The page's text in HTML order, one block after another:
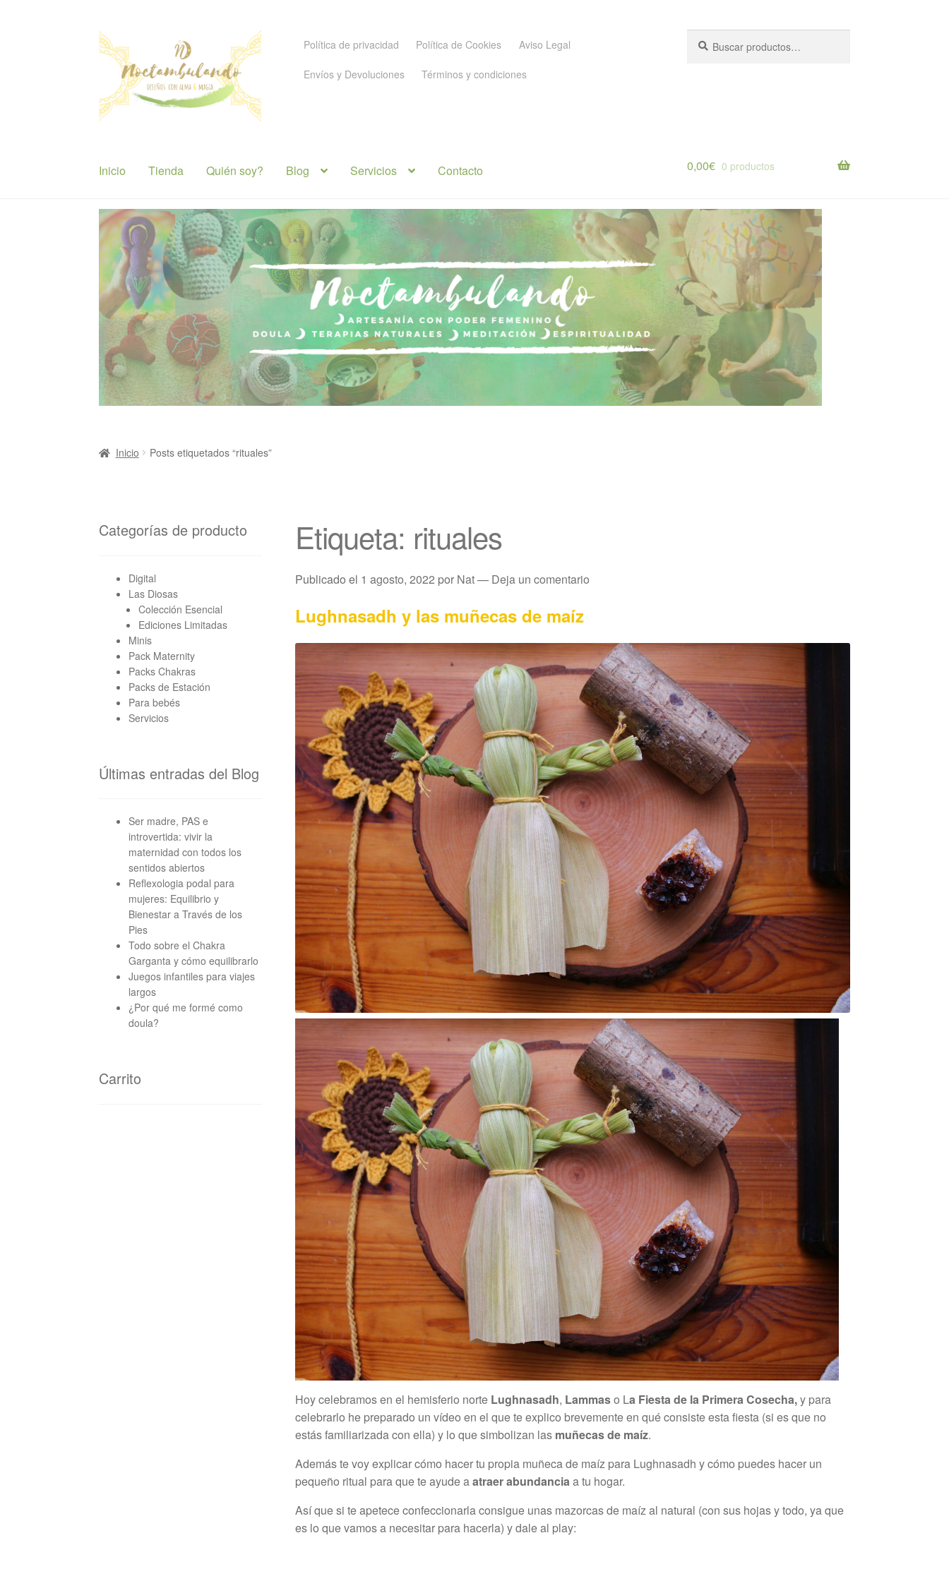
Ir
a
navegación
Ir
al
contenido
Política de privacidad Política de Cookies Aviso Legal
Envíos y Devoluciones Términos y condiciones
por:
Inicio Tienda Quién soy? Blog Servicios Contacto 0,00€ 0 productos
Inicio Posts etiquetados “rituales”
Etiqueta: rituales
Publicado el 1 agosto, 2022 por Nat— Deja un comentario
Lughnasadh y las muñecas de maíz
Hoy celebramos en el hemisferio norte Lughnasadh, Lammaso La Fiesta de la Primera Cosecha,y para
celebrarlo he preparado un vídeo en el que te explico brevemente en qué consiste esta fiesta (si es que no
estás familiarizada con ella) y lo que simbolizan las muñecas de maíz.
Además te voy explicar cómo hacer tu propia muñeca de maíz para Lughnasadh y cómo puedes hacer un
pequeño ritual para que te ayude aatraer abundanciaa tu hogar.
Así que si te apetece confeccionarla consigue unas mazorcas de maíz al natural (con sus hojas y todo, ya que
es lo que vamos a necesitar para hacerla) y dale al play:
Categorías de producto
Digital
Las Diosas
Colección Esencial
Ediciones Limitadas
Minis
Pack Maternity
Packs Chakras
Packs de Estación
Para bebés
Servicios
Últimas entradas del Blog
Ser madre, PAS e
introvertida: vivir la
maternidad con todos los
sentidos abiertos
Reflexologia podal para
mujeres: Equilibrio y
Bienestar a Través de los
Pies
Todo sobre el Chakra
Garganta y cómo equilibrarlo
Juegos infantiles para viajes
largos
¿Por qué me formé como
doula?
Carrito